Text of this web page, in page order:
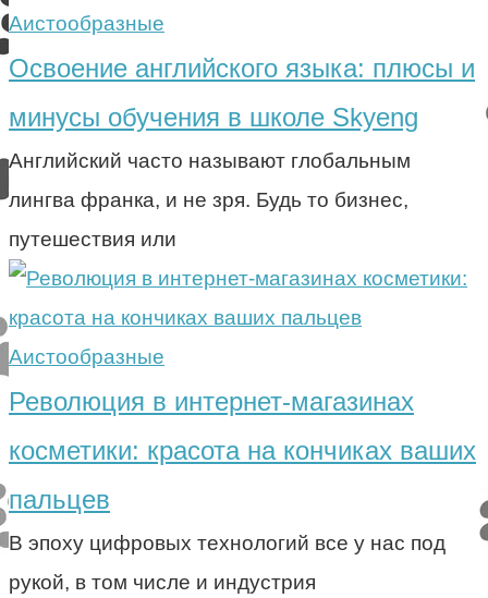
Аистообразные
Освоение английского языка: плюсы и
минусы обучения в школе Skyeng
Английский часто называют глобальным
лингва франка, и не зря. Будь то бизнес,
путешествия или
Аистообразные
Революция в интернет-магазинах
косметики: красота на кончиках ваших
пальцев
В эпоху цифровых технологий все у нас под
рукой, в том числе и индустрия